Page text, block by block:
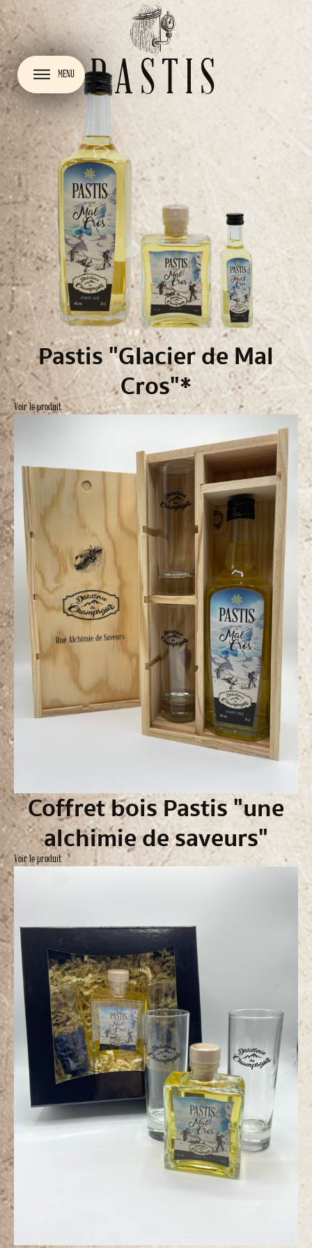
PASTIS
Pastis "Glacier de Mal
Cros"*
Voir le produit
Coffret bois Pastis "une
alchimie de saveurs"
Voir le produit
MENU